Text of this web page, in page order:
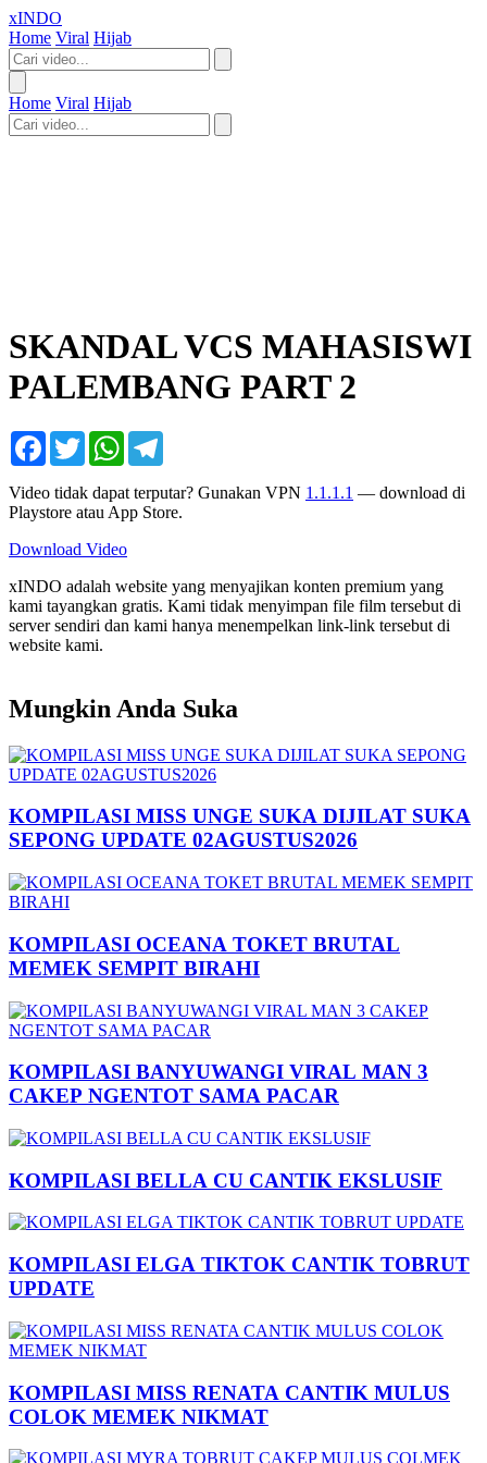
xINDO
Home Viral Hijab
Home Viral Hijab
SKANDAL VCS MAHASISWI
PALEMBANG PART 2
Facebook
TwitterWhatsApp
Video tidak dapat terputar? Gunakan VPN 1.1.1.1 — download di
Playstore atau App Store.
Download Video
xINDO adalah website yang menyajikan konten premium yang
kami tayangkan gratis. Kami tidak menyimpan file film tersebut di
server sendiri dan kami hanya menempelkan link-link tersebut di
website kami.
Mungkin Anda Suka
KOMPILASI MISS UNGE SUKA DIJILAT SUKA
SEPONG UPDATE 02AGUSTUS2026
KOMPILASI OCEANA TOKET BRUTAL
MEMEK SEMPIT BIRAHI
KOMPILASI BANYUWANGI VIRAL MAN 3
CAKEP NGENTOT SAMA PACAR
KOMPILASI BELLA CU CANTIK EKSLUSIF
KOMPILASI ELGA TIKTOK CANTIK TOBRUT
UPDATE
KOMPILASI MISS RENATA CANTIK MULUS
COLOK MEMEK NIKMAT